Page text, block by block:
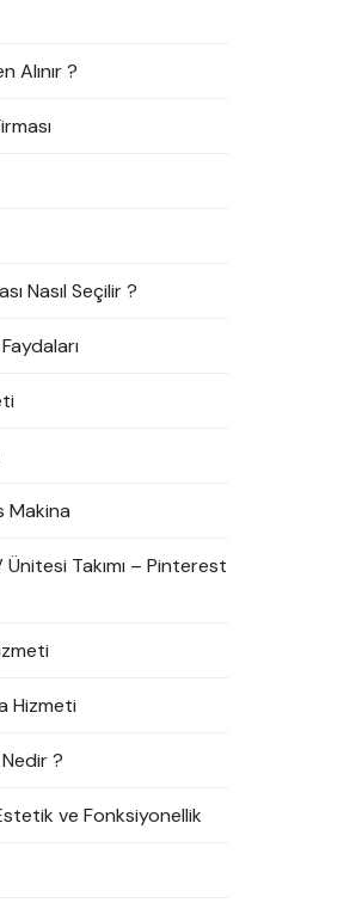
Alınır ?
Nasıl Seçilir ?
Makina
Takımı – Pinterest
Hizmeti
?
ve Fonksiyonellik